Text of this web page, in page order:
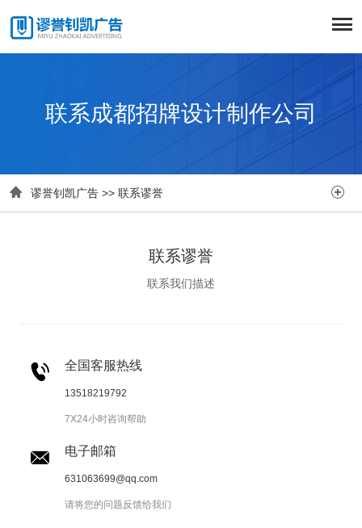
联系成都招牌设计制作公司
 谬誉钊凯广告 >> 联系谬誉 
联系谬誉
联系我们描述
 全国客服热线
13518219792
7X24小时咨询帮助
 电子邮箱
631063699@qq.com
请将您的问题反馈给我们